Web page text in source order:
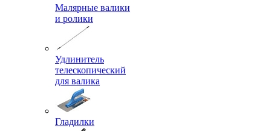
Малярные валики
и ролики
Удлинитель
телескопический
для валика
Гладилки